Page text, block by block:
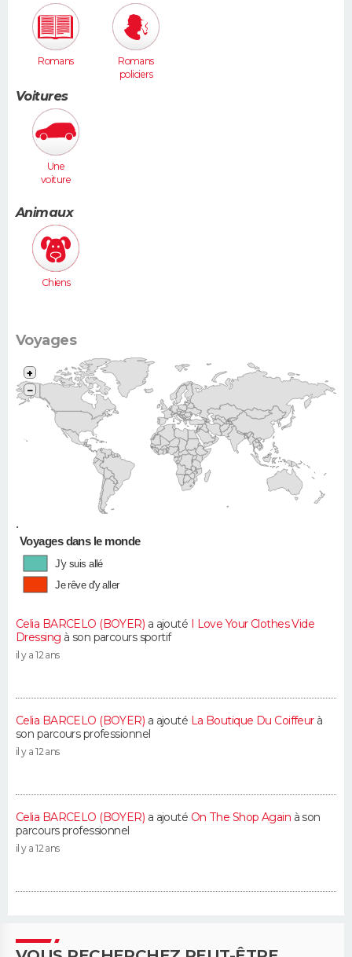
Romans
Romans
policiers
Voitures
Une
voiture
(Megane,
307...)
Animaux
Chiens
Voyages
•
+
−
Voyages dans le monde
J'y suis allé
Je rêve d'y aller
Celia BARCELO (BOYER) a ajouté I Love Your Clothes Vide
Dressing à son parcours sportif
il y a 12 ans
Celia BARCELO (BOYER) a ajouté La Boutique Du Coiffeurà
son parcours professionnel
il y a 12 ans
Celia BARCELO (BOYER) a ajouté On The Shop Again à son
parcours professionnel
il y a 12 ans